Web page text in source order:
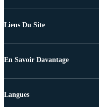
Liens Du Site
En Savoir Davantage
Langues